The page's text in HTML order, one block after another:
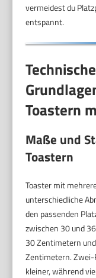
vermeidest du
entspannt.
Toastern
Maße und
Toastern
Toaster mit
unterschiedliche
den passenden
zwischen 30 und
30 Zentimetern
Zentimetern. Zwei-
kleiner, während